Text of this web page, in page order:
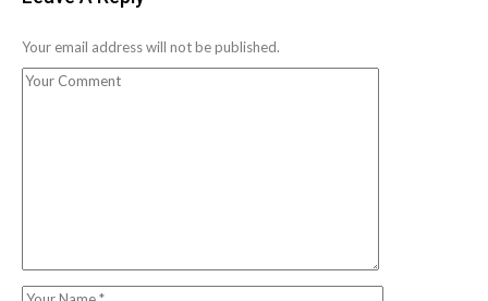
Your email address will not be published.